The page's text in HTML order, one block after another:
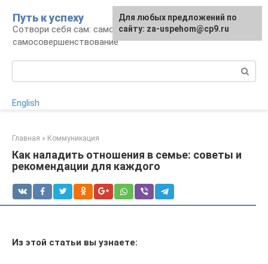
контенту
Путь к успеху
Сотвори себя сам: саморазвитие и
самосовершенствование
English
Главная » Коммуникация
Как наладить отношения в семье: советы и
рекомендации для каждого
Из этой статьи вы узнаете:
Для любых предложений по
сайту: za-uspehom@cp9.ru